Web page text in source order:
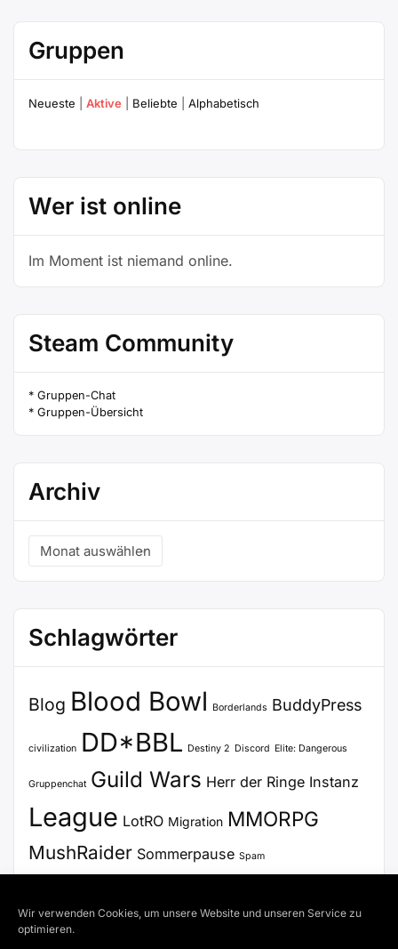
Wir verwenden Cookies, um unsere Website und unseren Service zu
optimieren.
Gruppen
Neueste Aktive Beliebte Alphabetisch
Wer ist online
Im Moment ist niemand online.
Steam Community
* Gruppen-Chat
* Gruppen-Übersicht
Archiv
Archiv
Schlagwörter
Blog Blood Bowl Borderlands BuddyPress
civilization DD*BBL Destiny 2 Discord Elite: Dangerous
Gruppenchat Guild Wars Herr der Ringe Instanz
League LotRO Migration MMORPG
MushRaider Sommerpause Spam
WordPress